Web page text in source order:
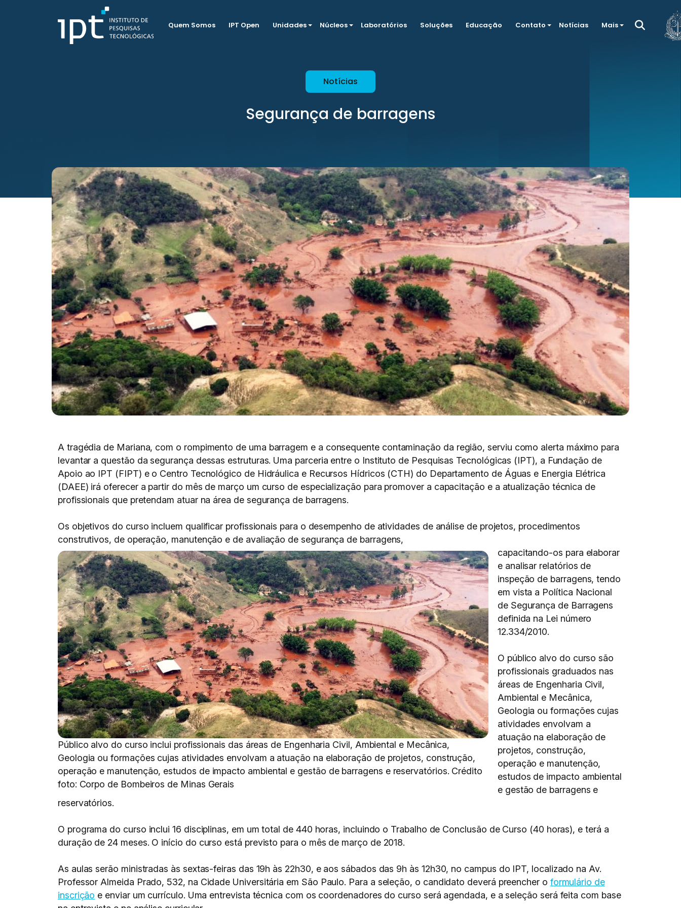
Quem Somos IPT Open Unidades Núcleos Laboratórios Soluções Educação Contato Notícias Mais
Notícias
Segurança de barragens
A tragédia de Mariana, com o rompimento de uma barragem e a consequente contaminação da região, serviu como alerta máximo para
levantar a questão da segurança dessas estruturas. Uma parceria entre o Instituto de Pesquisas Tecnológicas (IPT), a Fundação de
Apoio ao IPT (FIPT) e o Centro Tecnológico de Hidráulica e Recursos Hídricos (CTH) do Departamento de Águas e Energia Elétrica
(DAEE) irá oferecer a partir do mês de março um curso de especialização para promover a capacitação e a atualização técnica de
profissionais que pretendam atuar na área de segurança de barragens.
Os objetivos do curso incluem qualificar profissionais para o desempenho de atividades de análise de projetos, procedimentos
construtivos, de operação, manutenção e de avaliação de segurança de barragens,
Público alvo do curso inclui profissionais das áreas de Engenharia Civil, Ambiental e Mecânica,
Geologia ou formações cujas atividades envolvam a atuação na elaboração de projetos, construção,
operação e manutenção, estudos de impacto ambiental e gestão de barragens e reservatórios. Crédito
foto: Corpo de Bombeiros de Minas Gerais
capacitando-os para elaborar
e analisar relatórios de
inspeção de barragens, tendo
em vista a Política Nacional
de Segurança de Barragens
definida na Lei número
12.334/2010.
O público alvo do curso são
profissionais graduados nas
áreas de Engenharia Civil,
Ambiental e Mecânica,
Geologia ou formações cujas
atividades envolvam a
atuação na elaboração de
projetos, construção,
operação e manutenção,
estudos de impacto ambiental
e gestão de barragens e
reservatórios.
O programa do curso inclui 16 disciplinas, em um total de 440 horas, incluindo o Trabalho de Conclusão de Curso (40 horas), e terá a
duração de 24 meses. O início do curso está previsto para o mês de março de 2018.
As aulas serão ministradas às sextas-feiras das 19h às 22h30, e aos sábados das 9h às 12h30, no campus do IPT, localizado na Av.
Professor Almeida Prado, 532, na Cidade Universitária em São Paulo. Para a seleção, o candidato deverá preencher o formulário de
inscrição e enviar um currículo. Uma entrevista técnica com os coordenadores do curso será agendada, e a seleção será feita com base